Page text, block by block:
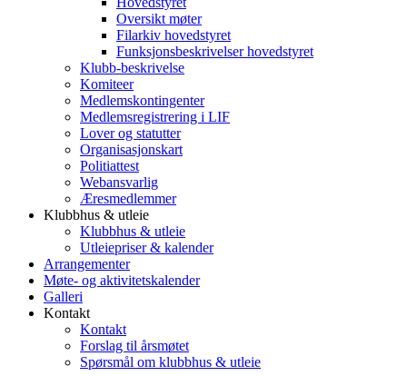
Oversikt møter
Filarkiv hovedstyret
Funksjonsbeskrivelser hovedstyret
Klubb-beskrivelse
Komiteer
Medlemskontingenter
Medlemsregistrering i LIF
Lover og statutter
Organisasjonskart
Politiattest
Webansvarlig
Æresmedlemmer
Klubbhus & utleie
Klubbhus & utleie
Utleiepriser & kalender
Arrangementer
Møte- og aktivitetskalender
Galleri
Kontakt
Kontakt
Forslag til årsmøtet
Spørsmål om klubbhus & utleie